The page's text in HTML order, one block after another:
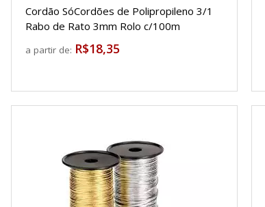
Cordão SóCordões de Polipropileno 3/1
Rabo de Rato 3mm Rolo c/100m
a partir de: R$18,35